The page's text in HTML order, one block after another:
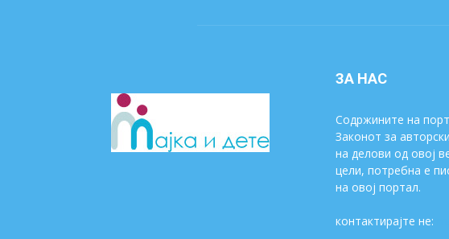
ЗА НАС
Содржините на
Законот за
на делови од овој
цели, потребна е
на овој портал.
контактирајте не: